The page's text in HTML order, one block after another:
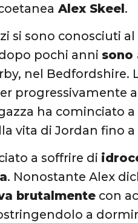
Alex Skeel.
si sono conosciuti
pochi anni sono
nel Bedfordshire.
progressivamente
ha cominciato
vita di Jordan fino a
a soffrire di
. Nonostante Alex
brutalmente con
a